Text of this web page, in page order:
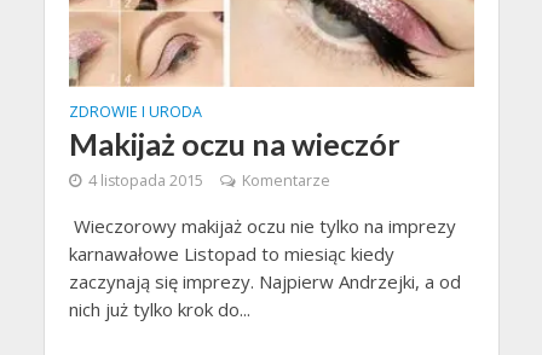
ZDROWIE I URODA
Makijaż oczu na wieczór
4 listopada 2015 Komentarze
Wieczorowy makijaż oczu nie tylko na imprezy
karnawałowe Listopad to miesiąc kiedy
zaczynają się imprezy. Najpierw Andrzejki, a od
nich już tylko krok do...